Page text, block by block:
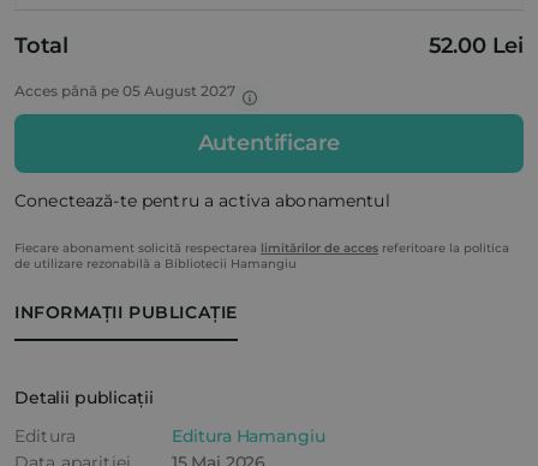
INFORMAȚII PUBLICAȚIE
Detalii publicații
Editura
Editura Hamangiu
Total 52.00 Lei
Acces până pe 05 August 2027
Autentificare
Conectează-te pentru a activa abonamentul
Fiecare abonament solicită respectarea limitărilor de acces referitoare la politica
de utilizare rezonabilă a Bibliotecii Hamangiu